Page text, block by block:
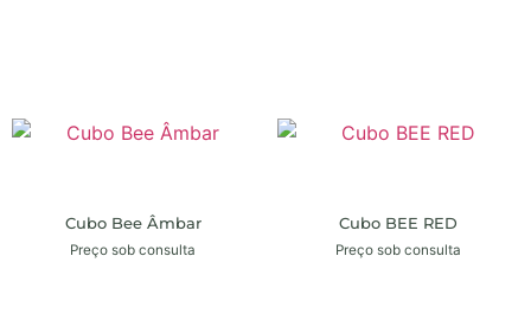
Cubo Bee Âmbar
Preço sob consulta
Cubo BEE RED
Preço sob consulta